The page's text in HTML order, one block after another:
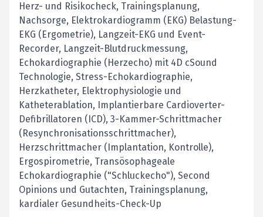
Herz- und Risikocheck, Trainingsplanung,
Nachsorge, Elektrokardiogramm (EKG) Belastung-
EKG (Ergometrie), Langzeit-EKG und Event-
Recorder, Langzeit-Blutdruckmessung,
Echokardiographie (Herzecho) mit 4D cSound
Technologie, Stress-Echokardiographie,
Herzkatheter, Elektrophysiologie und
Katheterablation, Implantierbare Cardioverter-
Defibrillatoren (ICD), 3-Kammer-Schrittmacher
(Resynchronisationsschrittmacher),
Herzschrittmacher (Implantation, Kontrolle),
Ergospirometrie, Transösophageale
Echokardiographie ("Schluckecho"), Second
Opinions und Gutachten, Trainingsplanung,
kardialer Gesundheits-Check-Up